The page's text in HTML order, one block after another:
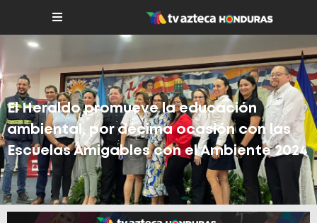
El Heraldo promueve la educación
ambiental, por décima ocasión con las
Escuelas Amigables con el Ambiente 2024